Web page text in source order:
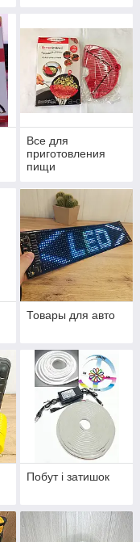
Все для
приготовления
пищи
Товары для авто
Побут і затишок